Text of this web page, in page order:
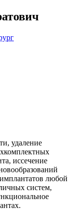
удаление
иссечение
любой
систем,